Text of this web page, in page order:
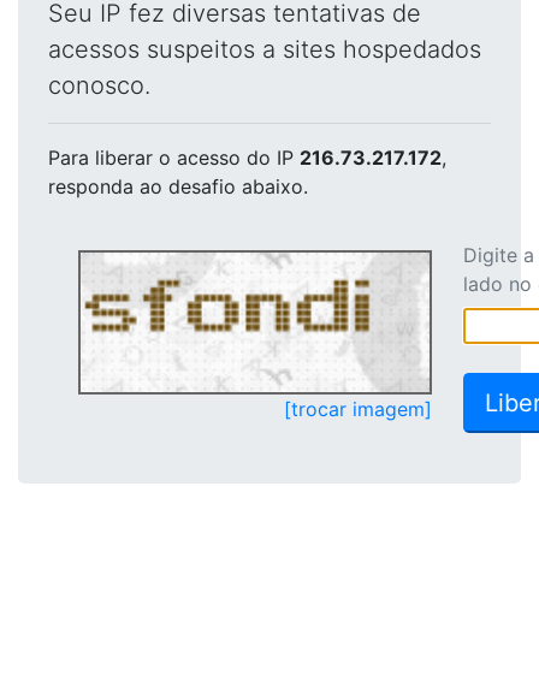
Seu IP fez diversas tentativas de
acessos suspeitos a sites hospedados
conosco.
Para liberar o acesso do IP 216.73.217.172,
responda ao desafio abaixo.
[trocar imagem]
Digite
lado no